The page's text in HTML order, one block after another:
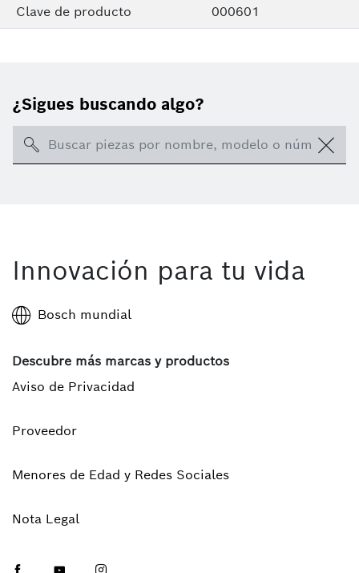
Clave de producto
000601
¿Sigues buscando algo?
Search
Innovación para tu vida
Bosch mundial
Descubre más marcas y productos
Aviso de Privacidad
Proveedor
Menores de Edad y Redes Sociales
Nota Legal
FacebookYoutubeInstagram